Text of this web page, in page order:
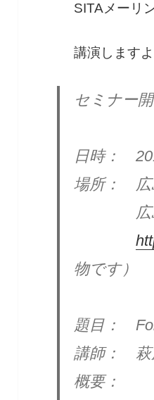
SITAメーリ
講演します
セミナー
日時：
場所： 広
広島市
物です）
題目：
講師： 萩
概要：